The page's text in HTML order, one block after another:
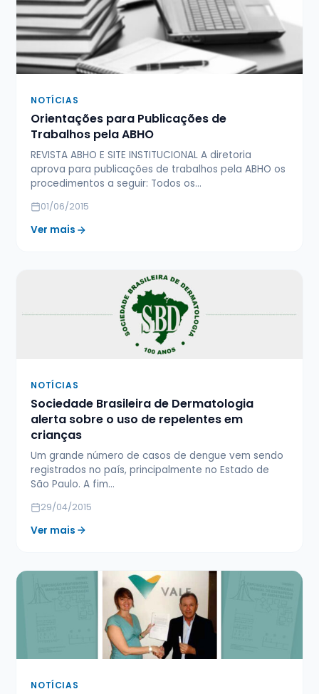
NOTÍCIAS
Orientações para Publicações de
Trabalhos pela ABHO
REVISTA ABHO E SITE INSTITUCIONAL A diretoria
aprova para publicações de trabalhos pela ABHO os
procedimentos a seguir: Todos os…
01/06/2015
Ver mais
NOTÍCIAS
Sociedade Brasileira de Dermatologia
alerta sobre o uso de repelentes em
crianças
Um grande número de casos de dengue vem sendo
registrados no país, principalmente no Estado de
São Paulo. A fim…
29/04/2015
Ver mais
NOTÍCIAS